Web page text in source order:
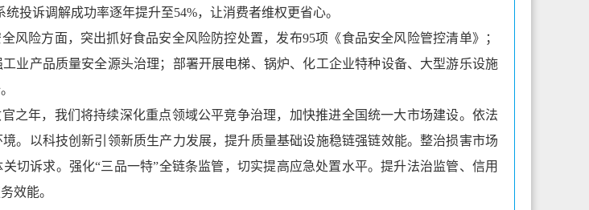
投诉调解成功率逐年提升至54%，让消费者维权更省心。
风险方面，突出抓好食品安全风险防控处置，发布95项《食品安全风险管控清单》；
业产品质量安全源头治理；部署开展电梯、锅炉、化工企业特种设备、大型游乐设施
之年，我们将持续深化重点领域公平竞争治理，加快推进全国统一大市场建设。依法
。以科技创新引领新质生产力发展，提升质量基础设施稳链强链效能。整治损害市场
切诉求。强化“三品一特”全链条监管，切实提高应急处置水平。提升法治监管、信用
效能。